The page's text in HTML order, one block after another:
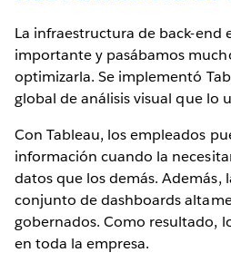
La infraestructura de back-end
importante y pasábamos
optimizarla. Se implementó
global de análisis visual que lo
Con Tableau, los empleados
información cuando la
datos que los demás. Además,
conjunto de dashboards
gobernados. Como resultado,
en toda la empresa.